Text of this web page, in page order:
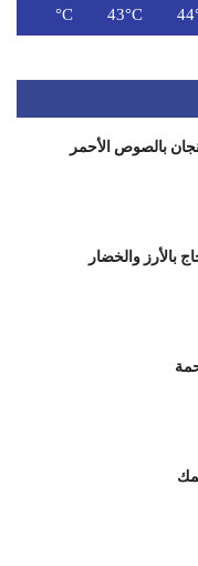
43°C
43°C
بالصوص الأحمر
بالأرز والخضار